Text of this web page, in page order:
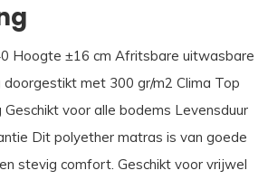
Hoogte ±16 cm Afritsbare uitwasbare
doorgestikt met 300 gr/m2 Clima Top
voor alle bodems Levensduur
Dit polyether matras is van goede
stevig comfort. Geschikt voor vrijwel